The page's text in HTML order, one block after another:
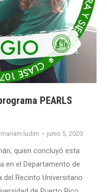
PEARLS
mariam.ludim junio 5, 2020
quien concluyó esta
en el Departamento de
del Recinto Universitario